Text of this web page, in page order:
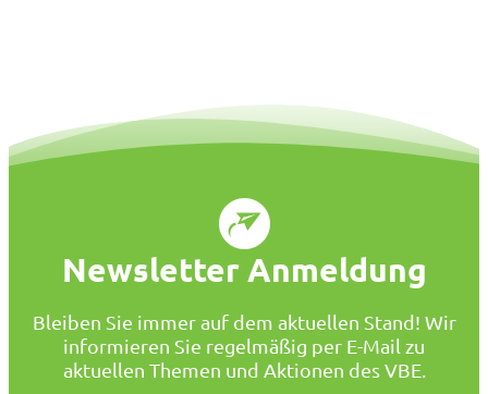
Newsletter Anmeldung
Bleiben Sie immer auf dem aktuellen Stand! Wir
informieren Sie regelmäßig per E-Mail zu
aktuellen Themen und Aktionen des VBE.